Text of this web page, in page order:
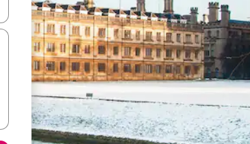
नेविगेट करें या टच या फिर स्वाइप जेस्चर का इस्तेमाल करके